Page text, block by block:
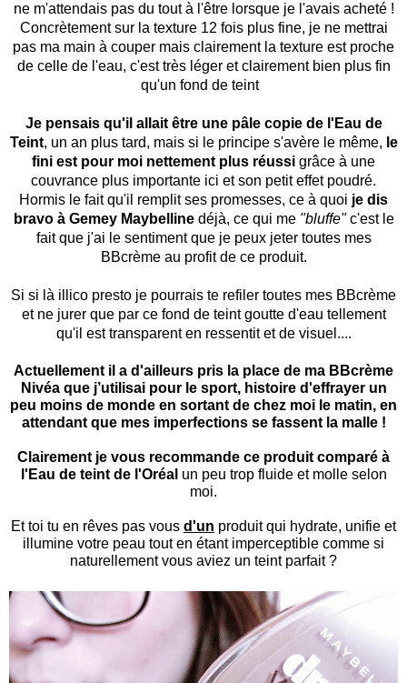
ne m'attendais pas du tout à l'être lorsque je l'avais acheté !
Concrètement sur la texture 12 fois plus fine, je ne mettrai
pas ma main à couper mais clairement la texture est proche
de celle de l'eau, c'est très léger et clairement bien plus fin
qu'un fond de teint
Je pensais qu'il allait être une pâle copie de l'Eau de
Teint, un an plus tard, mais si le principe s'avère le même, le
fini est pour moi nettement plus réussi grâce à une
couvrance plus importante ici et son petit effet poudré.
Hormis le fait qu'il remplit ses promesses, ce à quoi je dis
bravo à Gemey Maybellinedéjà, ce qui me "bluffe"c'est le
fait que j'ai le sentiment que je peux jeter toutes mes
BBcrème au profit de ce produit.
Si si là illico presto je pourrais te refiler toutes mes BBcrème
et ne jurer que par ce fond de teint goutte d'eau tellement
qu'il est transparent en ressentit et de visuel....
Actuellement il a d'ailleurs pris la place de ma BBcrème
Nivéa que j’utilisai pour le sport, histoire d'effrayer un
peu moins de monde en sortant de chez moi le matin, en
attendant que mes imperfections se fassent la malle !
Clairement je vous recommande ce produit comparé à
l'Eau de teint de l'Oréal un peu trop fluide et molle selon
moi.
Et toi tu en rêves pas vous d'un produit qui hydrate, unifie et
illumine votre peau tout en étant imperceptible comme si
naturellement vous aviez un teint parfait ?